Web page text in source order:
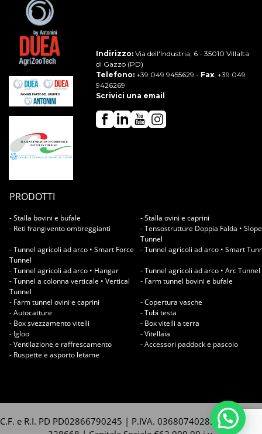
Indirizzo: Via dell'Industria, 6 - 35010 Villalta
di Gazzo (PD)
Telefono: +39 049 9455629 - Fax: +39 049
9426269
Scrivici una email
PRODOTTI
- Stalla bovini e bufale
- Stalla ovini e caprini
- Reti frangivento ombreggianti
- Tensostrutture Doppia Falda • Slope
Tunnel
- Tunnel agricoli ad arco • Smart Force
Tunnel
- Tunnel agricoli ad arco • Smart
- Tunnel agricoli ad arco • Hangar
- Tunnel agricoli ad arco • Arc Tunnel
- Tunnel a colonna verticale • Vertical
Tunnel
- Farm tunnel bovini e bufale
- Farm tunnel ovini e caprini
- Copertura vasche
- Autocatture
- Tubi testa
- Box svezzamento vitelli
- Box vitelli a terra
- Igloo
- Vitellaia
- Ventilazione e raffrescamento
- Accessori paddock e pascolo
- Ruspette e asporto letame
C.F. e R.I. PD PD02866790245 | P.IVA. 03680740283 | REA. PD -